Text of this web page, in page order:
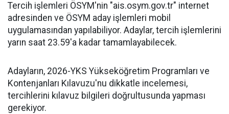
Tercih işlemleri ÖSYM'nin "ais.osym.gov.tr" internet
adresinden ve ÖSYM aday işlemleri mobil
uygulamasından yapılabiliyor. Adaylar, tercih işlemlerini
yarın saat 23.59'a kadar tamamlayabilecek.
Adayların, 2026-YKS Yükseköğretim Programları ve
Kontenjanları Kılavuzu'nu dikkatle incelemesi,
tercihlerini kılavuz bilgileri doğrultusunda yapması
gerekiyor.